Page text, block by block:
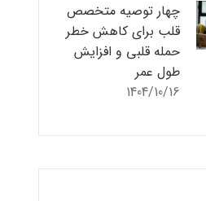
چهار توصیه متخصص
قلب برای کاهش خطر
حمله قلبی و افزایش
طول عمر
1404/10/16